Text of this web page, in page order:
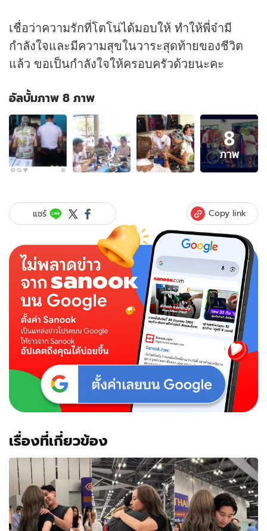
เชื่อว่าความรักที่โตโน่ได้มอบให้ ทำให้พี่จ๋ามี
กำลังใจและมีความสุขในวาระสุดท้ายของชีวิต
แล้ว ขอเป็นกำลังใจให้ครอบครัวด้วยนะคะ
อัลบั้มภาพ 8 ภาพ
อัลบั้ม
ภาพ
8
ภาพ
ของ
ภาคิ
น
"พี่
จ๋า"
แฟน
คลับ
เจ้าของ
ข้อศอก
เสีย
แล้ว
8
ภาพ
แชร์ Copy link
เรื่องที่เกี่ยวข้อง